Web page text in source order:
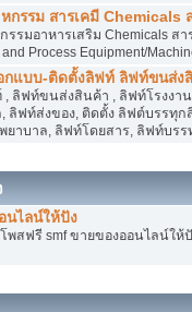
รรม สารเคมี Chemicals
รมอาหารเสริม Chemicals สา
Process Equipment/
กแบบ-ติดตั้งลิฟท์ ลิฟท์ขนส่ง
, ลิฟท์ขนส่งสินค้า , ลิฟท์โรงง
ลิฟท์ส่งของ, ติดตั้ง ลิฟต์บรรทุ
ยาบาล, ลิฟท์โดยสาร, ลิฟท์บร
นไลน์ให้ปัง
พสฟรี smf ขายของออนไลน์ให้